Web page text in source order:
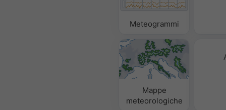
Meteogrammi
Mappe
meteorologiche